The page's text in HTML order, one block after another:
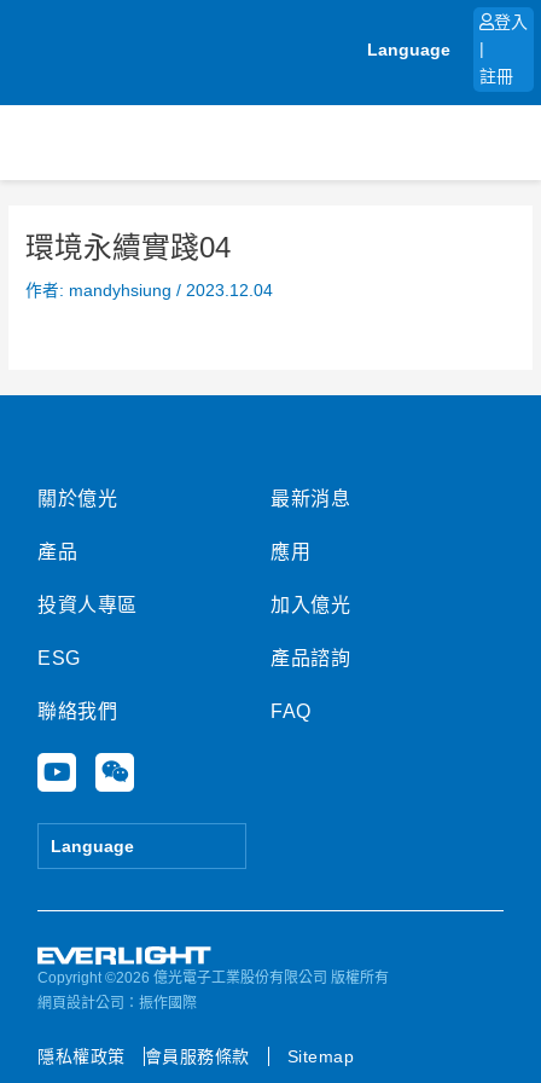
Language
登入
註冊
環境永續實踐04
作者: mandyhsiung/ 2023.12.04
關於億光
產品
投資人專區
ESG
聯絡我們
Y
o
u
e
W
e
i
Language
最新消息
應用
加入億光
產品諮詢
FAQ
Copyright ©2026 億光電子工業股份有限公司 版權所有
網頁設計公司 ：振作國際
隱私權政策 會員服務條款 Sitemap